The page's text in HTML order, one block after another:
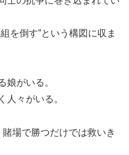
を倒す”という構図に収ま
娘がいる。
人々がいる。
場で勝つだけでは救いき